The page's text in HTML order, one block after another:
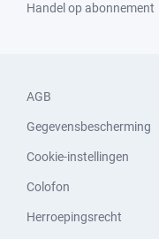
Handel op abonnement
AGB
Gegevensbescherming
Cookie-instellingen
Colofon
Herroepingsrecht